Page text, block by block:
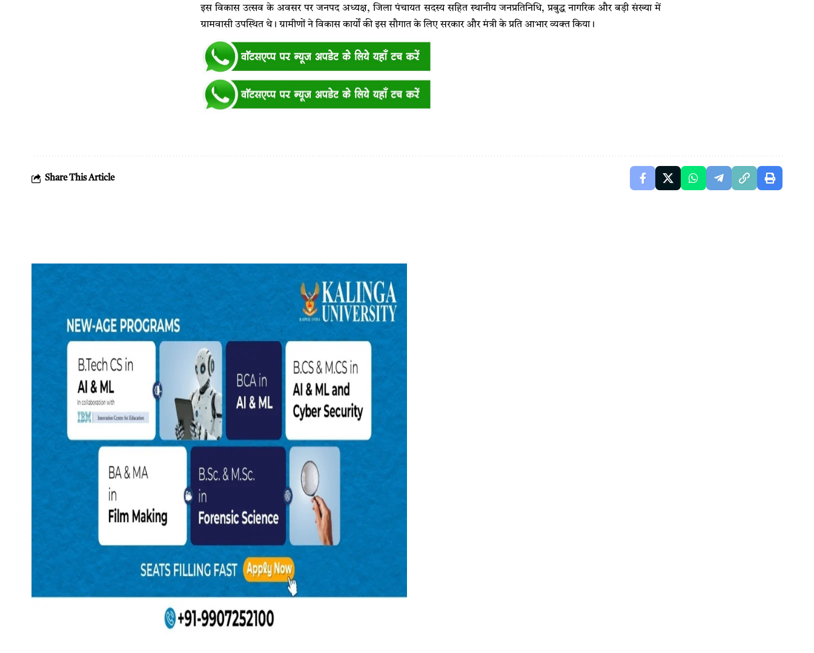
इस विकास उत्सव के अवसर पर जनपद अध्यक्ष, जिला पंचायत सदस्य सहित स्थानीय जनप्रतिनिधि, प्रबुद्ध नागरिक और बड़ी संख्या में
ग्रामवासी उपस्थित थे। ग्रामीणों ने विकास कार्यों की इस सौगात के लिए सरकार और मंत्री के प्रति आभार व्यक्त किया।
Share This Article